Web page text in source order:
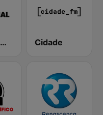
Rádio Comercial Cidade